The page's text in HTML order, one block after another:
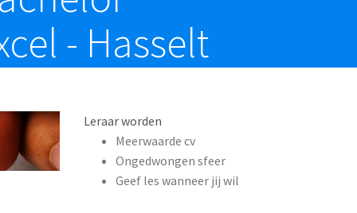
- Hasselt
Leraar worden
Meerwaarde cv
Ongedwongen sfeer
Geef les wanneer jij wil